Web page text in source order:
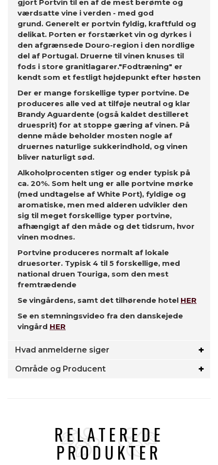
gjort Portvin til en af ​​de mest berømte og
værdsatte vine i verden - med god
grund. Generelt er portvin fyldig, kraftfuld og
delikat. Porten er forstærket vin og dyrkes i
den afgrænsede Douro-region i den nordlige
del af Portugal. Druerne til vinen knuses til
fods i store granitlagarer."Fodtræning" er
kendt som et festligt højdepunkt efter høsten
Der er mange forskellige typer portvine. De
produceres alle ved at tilføje neutral og klar
Brandy Aguardente (også kaldet destilleret
druesprit) for at stoppe gæring af vinen. På
denne måde beholder mosten nogle af
druernes naturlige sukkerindhold, og vinen
bliver naturligt sød.
Alkoholprocenten stiger og ender typisk på
ca. 20%. Som helt ung er alle portvine mørke
(med undtagelse af White Port), fyldige og
aromatiske, men med alderen udvikler den
sig til meget forskellige typer portvine,
afhængigt af den måde og det tidsrum, hvor
vinen modnes.
Portvine produceres normalt af lokale
druesorter. Typisk 4 til 5 forskellige, med
national druen Touriga, som den mest
fremtrædende
Se vingårdens, samt det tilhørende hotel HER
Se en stemningsvideo fra den danskejede
vingård HER
Hvad anmelderne siger
Område og Producent
RELATEREDE
PRODUKTER